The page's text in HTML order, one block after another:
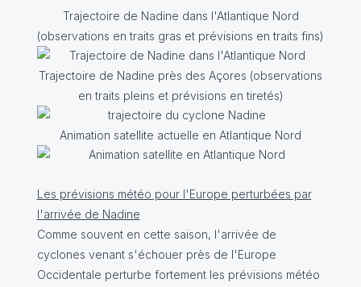
Trajectoire de Nadine dans l'Atlantique Nord
(observations en traits gras et prévisions en traits fins)
Trajectoire de Nadine près des Açores (observations
en traits pleins et prévisions en tiretés)
Animation satellite actuelle en Atlantique Nord
Les prévisions météo pour l'Europe perturbées par
l'arrivée de Nadine
Comme souvent en cette saison, l'arrivée de
cyclones venant s'échouer près de l'Europe
Occidentale perturbe fortement les prévisions météo